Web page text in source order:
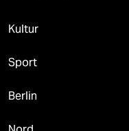
Kultur
Sport
Berlin